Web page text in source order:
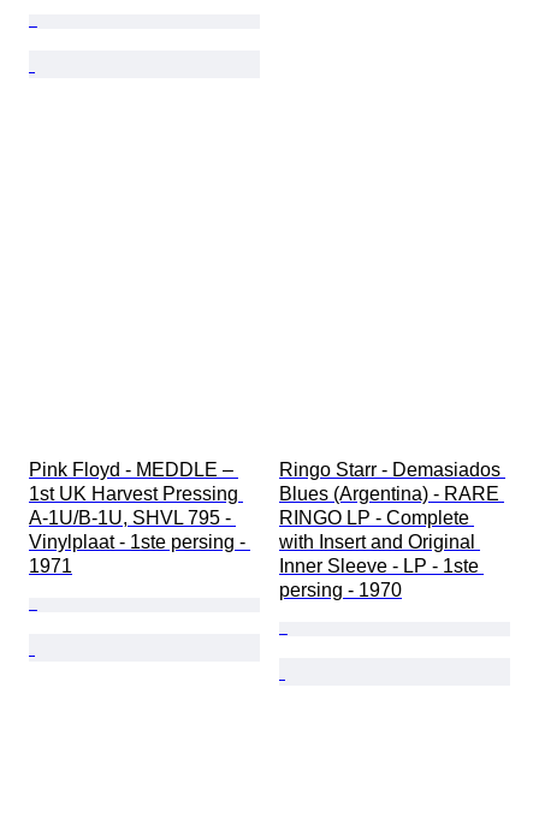
Pink Floyd - MEDDLE –
1st UK Harvest Pressing
A-1U/B-1U, SHVL 795 -
Vinylplaat - 1ste persing -
1971
Ringo Starr - Demasiados
Blues (Argentina) - RARE
RINGO LP - Complete
with Insert and Original
Inner Sleeve - LP - 1ste
persing - 1970